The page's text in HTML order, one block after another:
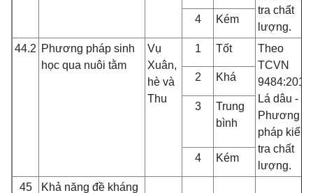
tra chất
lượng.
4 Kém
44.2 Phương pháp sinh
học qua nuôi tằm
Vụ
Xuân,
hè và
Thu
1 Tốt
Theo
TCVN
9484:2013
Lá dâu -
Phương
pháp kiểm
tra chất
lượng.
2 Khá
3
Trung
bình
4 Kém
45
Khả năng đề kháng